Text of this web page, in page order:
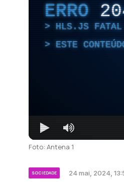
ERRO
HLS.JS FATAL
ESTE
Foto: Antena 1
SOCIEDADE 24 mai, 2024,